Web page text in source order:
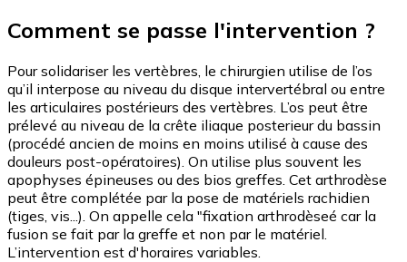
Comment se passe l'intervention ?
Pour solidariser les vertèbres, le chirurgien utilise de l’os
qu’il interpose au niveau du disque intervertébral ou entre
les articulaires postérieurs des vertèbres. L’os peut être
prélevé au niveau de la crête iliaque posterieur du bassin
(procédé ancien de moins en moins utilisé à cause des
douleurs post-opératoires). On utilise plus souvent les
apophyses épineuses ou des bios greffes. Cet arthrodèse
peut être complétée par la pose de matériels rachidien
(tiges, vis...). On appelle cela "fixation arthrodèseé car la
fusion se fait par la greffe et non par le matériel.
L’intervention est d'horaires variables.